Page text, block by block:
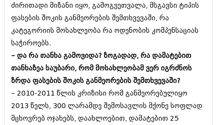
ძირითადი მიზანი იყო, გამოგვეთვალა, მსგავსი ტიპის
ფასების შოკის განმეორების შემთხვევაში, რა
კატეგორიის მოსახლეობა რა ოდენობის კომპენსაციას
საჭიროებს.
– და რა თანხა გამოვიდა? ზოგადად, რა დამატებით
თანხაზეა საუბარი, რომ მოსახლეობამ ვერ იგრძნოს
ზრდა ფასების შოკის განმეორების შემთხვევაში?
– 2010-2011 წლის კრიზისი რომ განმეორებულიყო
2013 წელს, 300 ლარამდე შემოსავლის მქონე სოფლად
მცხოვრებ ოჯახებს, დაახლოებით, დამატებით 25